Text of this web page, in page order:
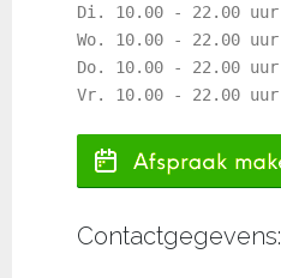
Di. 10.00 - 22.00 uur
Wo. 10.00 - 22.00 uur
Do. 10.00 - 22.00 uur
Vr. 10.00 - 22.00 uur
Contactgegevens: